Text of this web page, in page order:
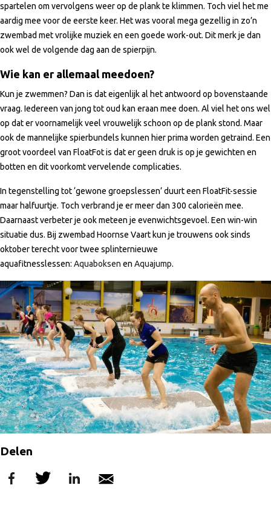
spartelen om vervolgens weer op de plank te klimmen. Toch viel het me
aardig mee voor de eerste keer. Het was vooral mega gezellig in zo’n
zwembad met vrolijke muziek en een goede work-out. Dit merk je dan
ook wel de volgende dag aan de spierpijn.
Wie kan er allemaal meedoen?
Kun je zwemmen? Dan is dat eigenlijk al het antwoord op bovenstaande
vraag. Iedereen van jong tot oud kan eraan mee doen. Al viel het ons wel
op dat er voornamelijk veel vrouwelijk schoon op de plank stond. Maar
ook de mannelijke spierbundels kunnen hier prima worden getraind. Een
groot voordeel van FloatFot is dat er geen druk is op je gewichten en
botten en dit voorkomt vervelende complicaties.
In tegenstelling tot ‘gewone groepslessen’ duurt een FloatFit-sessie
maar halfuurtje. Toch verbrand je er meer dan 300 calorieën mee.
Daarnaast verbeter je ook meteen je evenwichtsgevoel. Een win-win
situatie dus. Bij zwembad Hoornse Vaart kun je trouwens ook sinds
oktober terecht voor twee splinternieuwe
aquafitnesslessen: Aquaboksen en Aquajump.
Delen